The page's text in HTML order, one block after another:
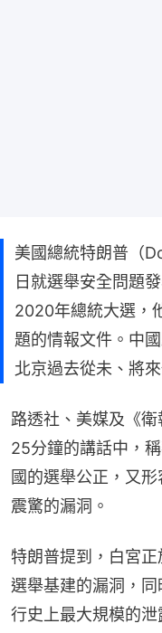
美國總統特朗普（
日就選舉安全問題
2020年總統大選，
題的情報文件。中
北京過去從未、將
路透社、美媒及《
25分鐘的講話中，
國的選舉公正，又
震驚的漏洞。
特朗普提到，白宮
選舉基建的漏洞，
行史上最大規模的